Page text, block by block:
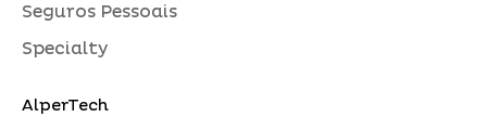
Seguros Pessoais
Specialty
AlperTech